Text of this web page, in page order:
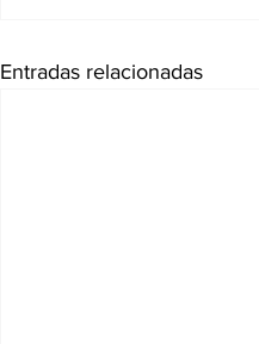
Entradas relacionadas